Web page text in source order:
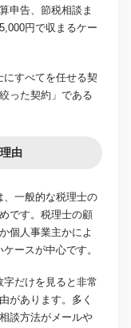
申告、節税相談ま
円で収まるケー
すべてを任せる契
った契約」である
由
、一般的な税理士の
です。税理士の顧
個人事業主かによ
ースが中心です。
だけを見ると非常
があります。多く
談方法がメールや